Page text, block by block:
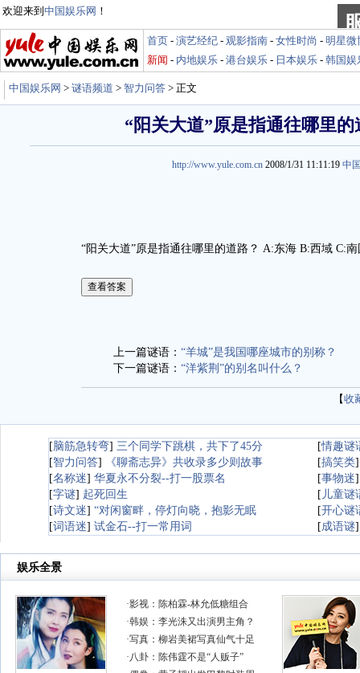
欢迎来到 中国娱乐网 ！
首页 - 演艺经纪 - 观影指南 - 女性时尚 - 明星微
新闻 - 内地娱乐 - 港台娱乐 - 日本娱乐 - 韩国娱
中国娱乐网 > 谜语频道 > 智力问答 > 正文
“阳关大道”原是指通往哪里的
http://www.yule.com.cn 2008/1/31 11:11:19 中
“阳关大道”原是指通往哪里的道路？ A:东海 B:西域 C:
上一篇谜语： “羊城”是我国哪座城市的别称？
下一篇谜语： “洋紫荆”的别名叫什么？
【收
[脑筋急转弯] 三个同学下跳棋，共下了45分 [情趣谜
[智力问答] 《聊斋志异》共收录多少则故事 [搞笑类
[名称迷] 华夏永不分裂--打一股票名 [事物迷
[字谜] 起死回生 [ 儿童谜
[诗文迷] “对闲窗畔，停灯向晓，抱影无眠 [开心谜
[词语迷] 试金石--打一常用词 [成语谜